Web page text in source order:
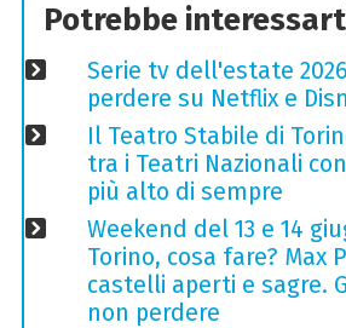
Potrebbe
Serie tv dell'estate
perdere su Netflix e
Il Teatro Stabile di
tra i Teatri Nazionali
più alto di sempre
Weekend del 13 e 14
Torino, cosa fare? Max
castelli aperti e sagre.
non perdere